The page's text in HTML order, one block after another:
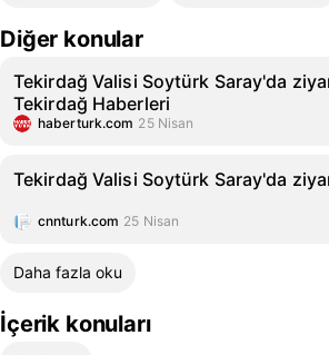
Diğer konular
Tekirdağ Valisi Soytürk Saray'da
Tekirdağ Haberleri
haberturk.com 25 Nisan
Tekirdağ Valisi Soytürk Saray'da
cnnturk.com 25 Nisan
Daha fazla oku
İçerik konuları